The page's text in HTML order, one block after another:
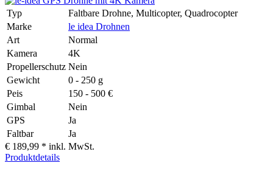
Typ
Faltbare Drohne, Multicopter, Quadrocopter
Marke
le idea Drohnen
Art
Normal
Kamera
4K
Propellerschutz Nein
Gewicht
0 - 250 g
Peis
150 - 500 €
Gimbal
Nein
GPS
Ja
Faltbar
Ja
€ 189,99 * inkl. MwSt.
Produktdetails